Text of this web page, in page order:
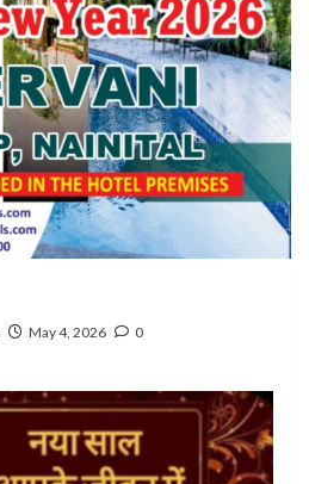
May 4, 2026 0